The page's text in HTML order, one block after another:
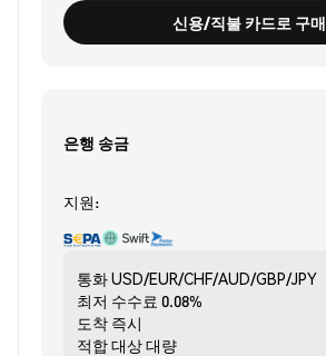
신용/직불 카드로 구매
은행 송금
지원:
통화USD/EUR/CHF/AUD/GBP/JPY
최저 수수료 0.08%
도착 즉시
적합 대상대량